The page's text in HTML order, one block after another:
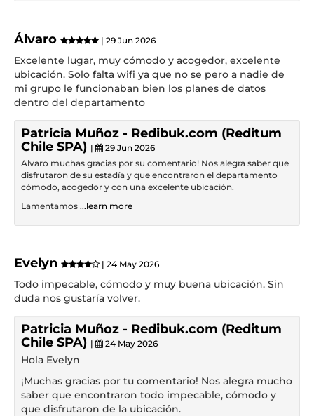
Álvaro | 29 Jun 2026
Excelente lugar, muy cómodo y acogedor, excelente
ubicación. Solo falta wifi ya que no se pero a nadie de
mi grupo le funcionaban bien los planes de datos
dentro del departamento
Patricia Muñoz - Redibuk.com (Reditum
Chile SPA) |
29 Jun 2026
Alvaro muchas gracias por su comentario! Nos alegra saber que
disfrutaron de su estadía y que encontraron el departamento
cómodo, acogedor y con una excelente ubicación.
Lamentamos ...learn more
Evelyn | 24 May 2026
Todo impecable, cómodo y muy buena ubicación. Sin
duda nos gustaría volver.
Patricia Muñoz - Redibuk.com (Reditum
Chile SPA) | 24 May 2026
Hola Evelyn
¡Muchas gracias por tu comentario! Nos alegra mucho
saber que encontraron todo impecable, cómodo y
que disfrutaron de la ubicación.